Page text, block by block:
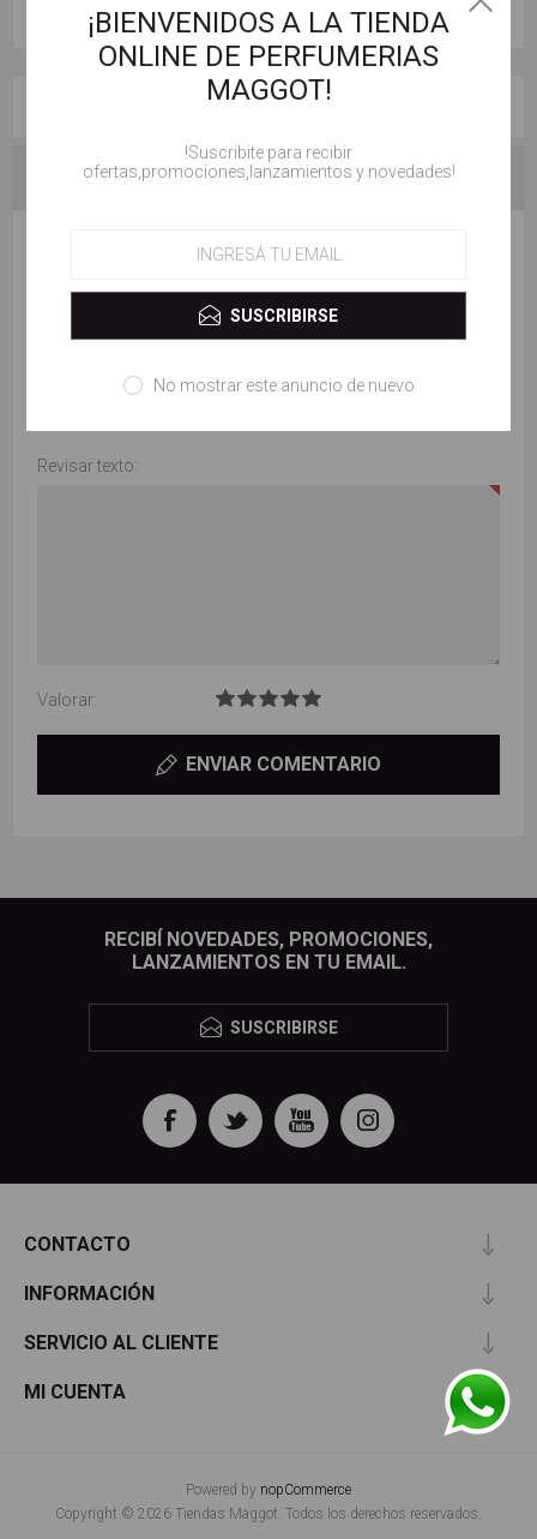
CONTACTENOS
Solo los usuarios registrados pueden escribir comentarios
Revisar texto:
Valorar:
ENVIAR COMENTARIO
RECIBÍ NOVEDADES, PROMOCIONES,
LANZAMIENTOS EN TU EMAIL.
SUSCRIBIRSE
CONTACTO
INFORMACIÓN
SERVICIO AL CLIENTE
MI CUENTA
Powered by nopCommerce
Copyright © 2026 Tiendas Maggot. Todos los derechos reservados.
¡BIENVENIDOS A LA TIENDA
ONLINE DE PERFUMERIAS
MAGGOT!
!Suscribite para recibir
ofertas,promociones,lanzamientos y novedades!
SUSCRIBIRSE
No mostrar este anuncio de nuevo